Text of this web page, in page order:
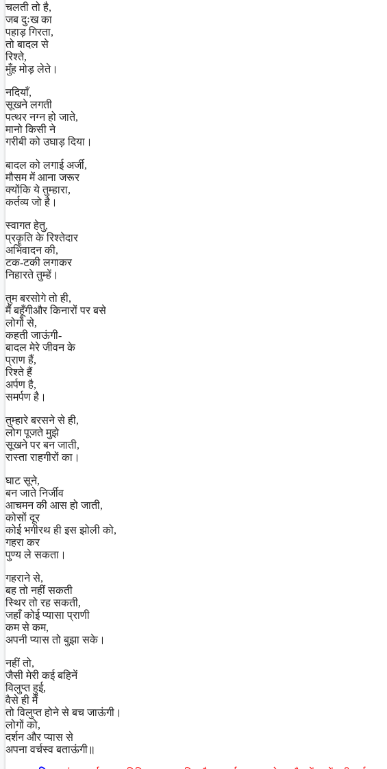
चलती तो है,
जब दुःख का
पहाड़ गिरता,
तो बादल से
रिश्ते,
मुँह मोड़ लेते।
नदियाँ,
सूखने लगती
पत्थर नग्न हो जाते,
मानो किसी ने
गरीबी को उघाड़ दिया।
बादल को लगाई अर्जी,
मौसम में आना जरूर
क्योंकि ये तुम्हारा,
कर्तव्य जो है।
स्वागत हेतु,
प्रकॄति के रिश्तेदार
अभिवादन की,
टक-टकी लगाकर
निहारते तुम्हें।
तुम बरसोगे तो ही,
मैं बहूँगीऔर किनारों पर बसे
लोगों से,
कहती जाऊंगी-
बादल मेरे जीवन के
प्राण हैं,
रिश्ते हैं
अर्पण है,
समर्पण है।
तुम्हारे बरसने से ही,
लोग पूजते मुझे
सूखने पर बन जाती,
रास्ता राहगीरों का।
घाट सूने,
बन जाते निर्जीव
आचमन की आस हो जाती,
कोसों दूर
कोई भगीरथ ही इस झोली को,
गहरा कर
पुण्य ले सकता।
गहराने से,
बह तो नहीं सकती
स्थिर तो रह सकती,
जहाँ कोई प्यासा प्राणी
कम से कम,
अपनी प्यास तो बुझा सके।
नहीं तो,
जैसी मेरी कई बहिनें
विलुप्त हुई,
वैसे ही मैं
तो विलुप्त होने से बच जाऊंगी।
लोगों को,
दर्शन और प्यास से
अपना वर्चस्व बताऊंगी॥